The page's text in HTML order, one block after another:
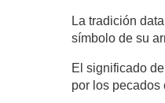
La tradición
símbolo de su
El significado
por los pecados